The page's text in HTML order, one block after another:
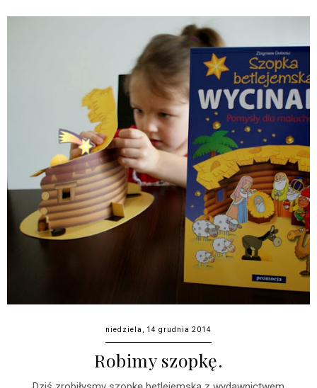
niedziela, 14 grudnia 2014
Robimy szopkę.